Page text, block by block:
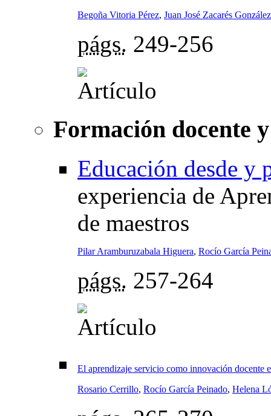
Begoña Vitoria Pérez, Juan José Zacarés González
págs. 249-256
Formación docente
Educación desde y
experiencia de
de maestros
Pilar Aramburuzabala Higuera, Rocío García
págs. 257-264
El aprendizaje servicio como innovación docente
Rosario Cerrillo, Rocío García Peinado, Helena